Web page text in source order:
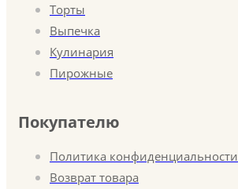
Торты
Выпечка
Кулинария
Пирожные
Покупателю
Политика конфиденциальности
Возврат товара